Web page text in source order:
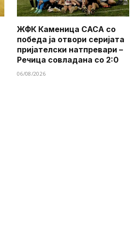
ЖФК Каменица САСА со
победа ја отвори серијата
пријателски натпревари –
Речица совладана со 2:0
06/08/2026